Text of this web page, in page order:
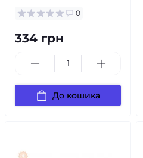
0
334 грн
До кошика